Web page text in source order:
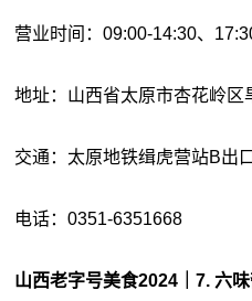
营业时间：09:00-14:30、
地址：山西省太原市杏花岭区
交通：太原地铁缉虎营站B出
电话：0351-6351668
山西老字号美食2024｜7. 六